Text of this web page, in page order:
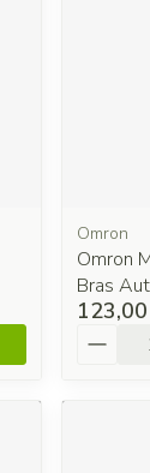
Omron
Omron
Bras